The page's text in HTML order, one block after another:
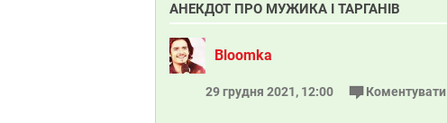
АНЕКДОТ ПРО МУЖИКА І ТАРГАНІВ
Bloomka
29 грудня 2021, 12:00 Коментувати